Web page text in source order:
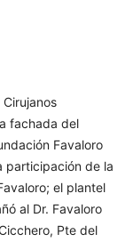
fachada del
Favaloro
participación de la
el plantel
al Dr. Favaloro
Pte del